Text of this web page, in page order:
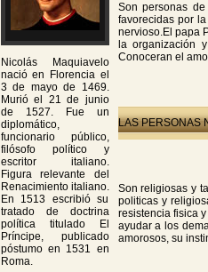
Nicolás Maquiavelo
nació en Florencia el
3 de mayo de 1469.
Murió el 21 de junio
de 1527. Fue un
diplomático,
funcionario público,
filósofo político y
escritor italiano.
Figura relevante del
Renacimiento italiano.
En 1513 escribió su
tratado de doctrina
política titulado El
Príncipe, publicado
póstumo en 1531 en
Roma.
Son personas
favorecidas por
nervioso.El papa
la organización
Conoceran el
LAS PERSONAS
Son religiosas y
politicas y
resistencia fisica
ayudar a los
amorosos, su